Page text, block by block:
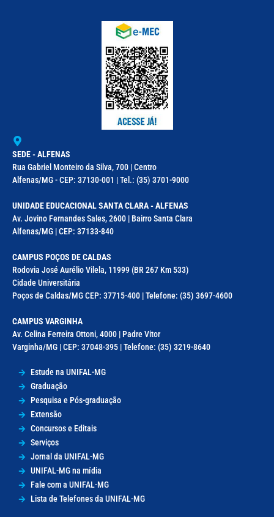
SEDE - ALFENAS
Rua Gabriel Monteiro da Silva, 700 | Centro
Alfenas/MG - CEP: 37130-001 | Tel.: (35) 3701-9000
UNIDADE EDUCACIONAL SANTA CLARA - ALFENAS
Av. Jovino Fernandes Sales, 2600 | Bairro Santa Clara
Alfenas/MG | CEP: 37133-840
CAMPUS POÇOS DE CALDAS
Rodovia José Aurélio Vilela, 11999 (BR 267 Km 533)
Cidade Universitária
Poços de Caldas/MG CEP: 37715-400 | Telefone: (35) 3697-4600
CAMPUS VARGINHA
Av. Celina Ferreira Ottoni, 4000 | Padre Vitor
Varginha/MG | CEP: 37048-395 | Telefone: (35) 3219-8640
Estude na UNIFAL-MG
Graduação
Pesquisa e Pós-graduação
Extensão
Concursos e Editais
Serviços
Jornal da UNIFAL-MG
UNIFAL-MG na mídia
Fale com a UNIFAL-MG
Lista de Telefones da UNIFAL-MG